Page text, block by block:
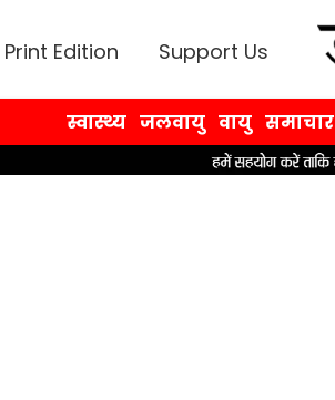
Print Edition Support Us
स्वास्थ्य जलवायु वायु समाचार